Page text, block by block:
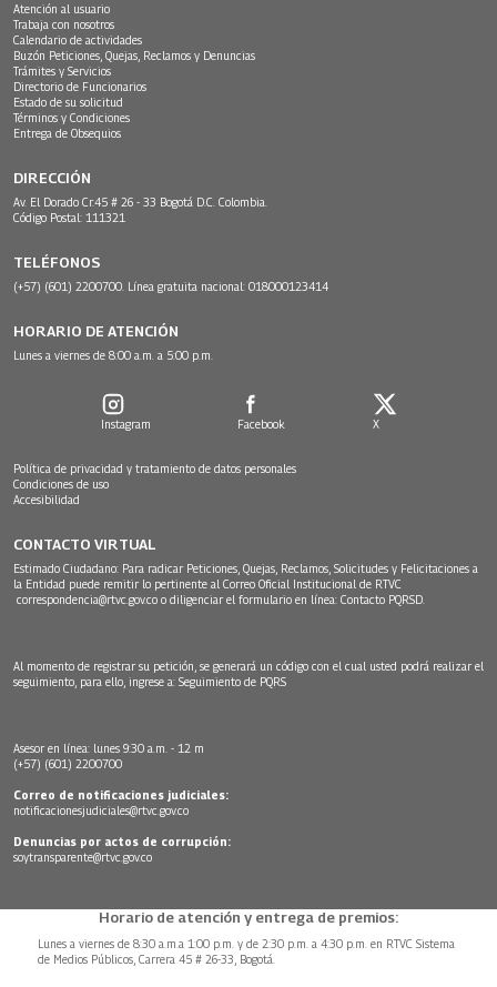
Atención al usuario
Trabaja con nosotros
Calendario de actividades
Buzón Peticiones, Quejas, Reclamos y Denuncias
Trámites y Servicios
Directorio de Funcionarios
Estado de su solicitud
Términos y Condiciones
Entrega de Obsequios
DIRECCIÓN
Av. El Dorado Cr.45 # 26 - 33 Bogotá D.C. Colombia.
Código Postal: 111321
TELÉFONOS
(+57) (601) 2200700. Línea gratuita nacional: 018000123414
HORARIO DE ATENCIÓN
Lunes a viernes de 8:00 a.m. a 5:00 p.m.
Instagram Facebook X
Política de privacidad y tratamiento de datos personales
Condiciones de uso
Accesibilidad
CONTACTO VIRTUAL
Estimado Ciudadano: Para radicar Peticiones, Quejas, Reclamos, Solicitudes y Felicitaciones a
la Entidad puede remitir lo pertinente al Correo Oficial Institucional de RTVC
correspondencia@rtvc.gov.co o diligenciar el formulario en línea: Contacto PQRSD.
Al momento de registrar su petición, se generará un código con el cual usted podrá realizar el
seguimiento, para ello, ingrese a: Seguimiento de PQRS
Asesor en línea: lunes 9:30 a.m. - 12 m
(+57) (601) 2200700
Correo de notificaciones judiciales:
notificacionesjudiciales@rtvc.gov.co
Denuncias por actos de corrupción:
soytransparente@rtvc.gov.co
Horario de atención y entrega de premios:
Lunes a viernes de 8:30 a.m.a 1:00 p.m. y de 2:30 p.m. a 4:30 p.m. en RTVC Sistema
de Medios Públicos, Carrera 45 # 26-33, Bogotá.